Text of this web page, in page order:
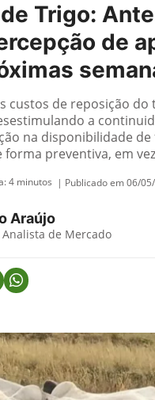
Trigo:
de
custos de reposição
a
na disponibilidade
forma preventiva, em
4 minutos | Publicado em 06/
Araújo
de Mercado